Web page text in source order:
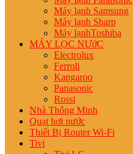
Máy lạnh Samsung
Máy lạnh Sharp
Máy lạnhToshiba
MÁY LỌC NƯớC
Electrolux
Ferroli
Kangaroo
Panasonic
Rossi
Nhà Thông Minh
Quạt hơi nước
Thiết Bị Router Wi-Fi
Tivi